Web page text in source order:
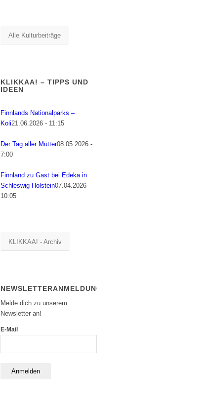
Alle Kulturbeiträge
KLIKKAA! – TIPPS UND
IDEEN
Finnlands Nationalparks –
Koli21.06.2026 - 11:15
Der Tag aller Mütter08.05.2026 -
7:00
Finnland zu Gast bei Edeka in
Schleswig-Holstein07.04.2026 -
10:05
KLIKKAA! - Archiv
NEWSLETTERANMELDUNG
Melde dich zu unserem
Newsletter an!
E-Mail
Anmelden